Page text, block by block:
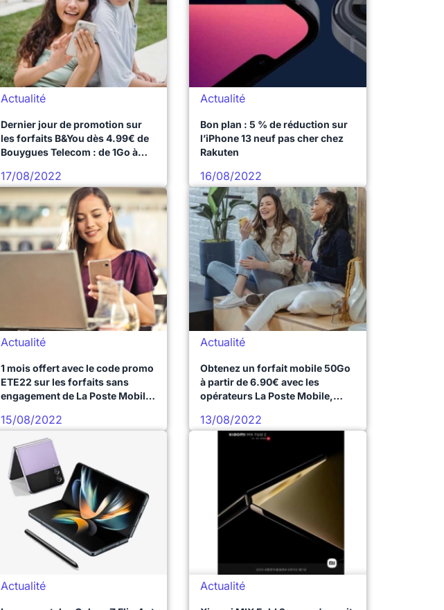
Actualité
Dernier jour de promotion sur
les forfaits B&You dès 4.99€ de
Bouygues Telecom : de 1Go à
17/08/2022
Actualité
Bon plan : 5 % de réduction sur
l’iPhone 13 neuf pas cher chez
Rakuten
16/08/2022
Actualité
1 mois offert avec le code promo
ETE22 sur les forfaits sans
engagement de La Poste Mobile
15/08/2022
Actualité
Obtenez un forfait mobile 50Go
à partir de 6.90€ avec les
opérateurs La Poste Mobile,
et Coriolis
13/08/2022
Actualité Actualité